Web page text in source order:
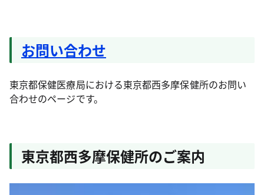
お問い合わせ
東京都保健医療局における東京都西多摩保健所のお問い
合わせのページです。
東京都西多摩保健所のご案内